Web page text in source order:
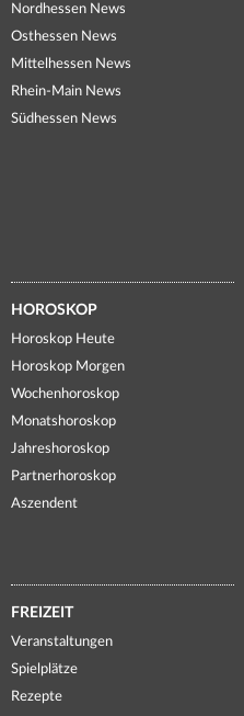
Nordhessen News
Osthessen News
Mittelhessen News
Rhein-Main News
Südhessen News
HOROSKOP
Horoskop Heute
Horoskop Morgen
Wochenhoroskop
Monatshoroskop
Jahreshoroskop
Partnerhoroskop
Aszendent
FREIZEIT
Veranstaltungen
Spielplätze
Rezepte